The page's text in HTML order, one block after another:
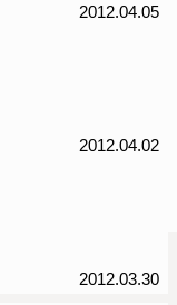
2012.04.05
2012.04.02
2012.03.30